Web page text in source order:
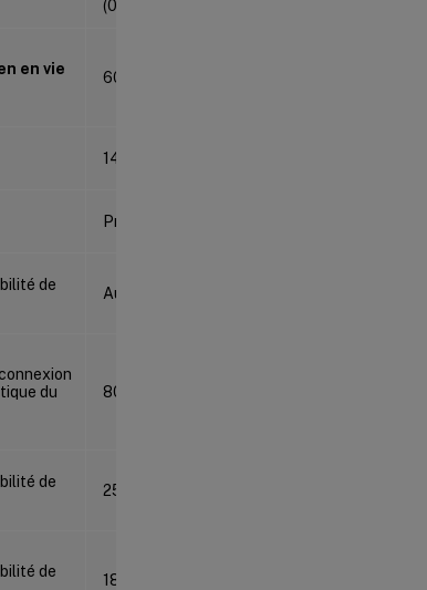
(0)
en vie
60 secondes
1494
Préféré (2)
de
Autorisé (1)
du
80 %
de
2598
de
180 s